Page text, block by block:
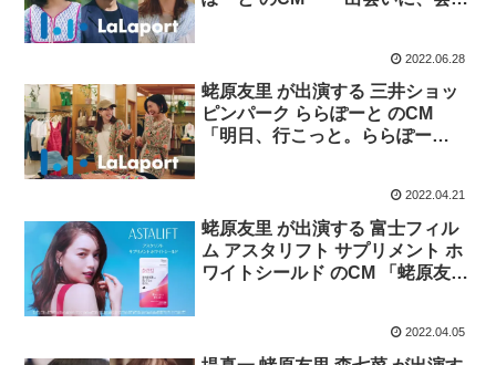
2022.06.28
蛯原友里 が出演する 三井ショッ
ピンパーク ららぽーと のCM
「明日、行こっと。ららぽー
2022.04.21
蛯原友里 が出演する 富士フィル
ム アスタリフト サプリメント ホ
ワイトシールド のCM 「蛯原友里
2022.04.05